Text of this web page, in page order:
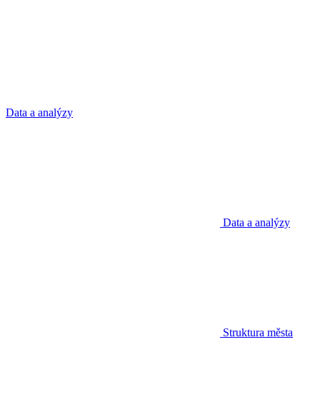
Data a analýzy
Data a analýzy
Struktura města